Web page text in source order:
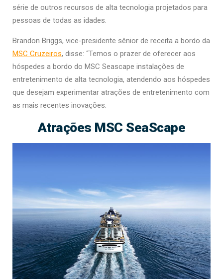
série de outros recursos de alta tecnologia projetados para
pessoas de todas as idades.
Brandon Briggs, vice-presidente sênior de receita a bordo da
MSC Cruzeiros, disse: “Temos o prazer de oferecer aos
hóspedes a bordo do MSC Seascape instalações de
entretenimento de alta tecnologia, atendendo aos hóspedes
que desejam experimentar atrações de entretenimento com
as mais recentes inovações.
Atrações MSC SeaScape